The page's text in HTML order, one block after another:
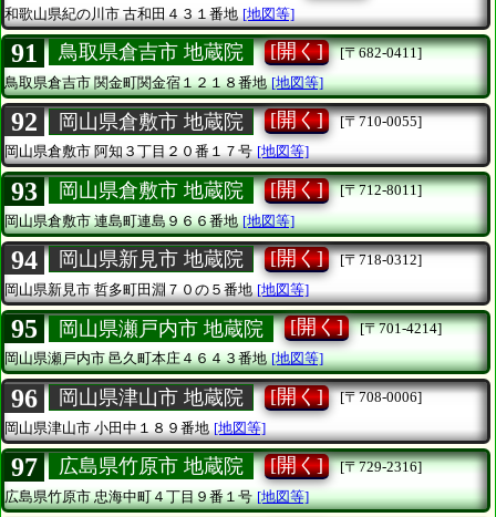
和歌山県紀の川市 古和田４３１番地 [地図等]
91 鳥取県倉吉市 地蔵院 [開く]
[〒682-0411]
鳥取県倉吉市関金町関金宿１２１８番地 [地図等]
92 岡山県倉敷市 地蔵院 [開く]
[〒710-0055]
岡山県倉敷市阿知３丁目２０番１７号 [地図等]
93 岡山県倉敷市 地蔵院 [開く]
[〒712-8011]
岡山県倉敷市連島町連島９６６番地 [地図等]
94 岡山県新見市 地蔵院 [開く]
[〒718-0312]
岡山県新見市 哲多町田淵７０の５番地 [地図等]
95 岡山県瀬戸内市 地蔵院 [開く]
[〒701-4214]
岡山県瀬戸内市邑久町本庄４６４３番地 [地図等]
96 岡山県津山市 地蔵院 [開く]
[〒708-0006]
岡山県津山市 小田中１８９番地 [地図等]
97 広島県竹原市 地蔵院 [開く]
[〒729-2316]
広島県竹原市忠海中町４丁目９番１号 [地図等]